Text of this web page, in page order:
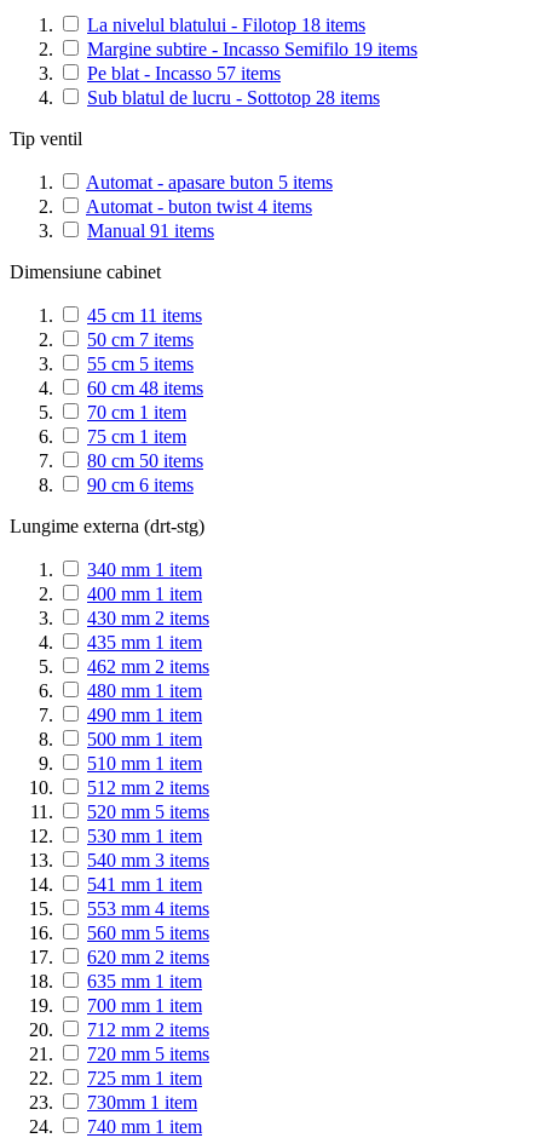
La nivelul blatului - Filotop 18 items
Margine subtire - Incasso Semifilo 19 items
Pe blat - Incasso 57 items
Sub blatul de lucru - Sottotop 28 items
Tip ventil
Automat - apasare buton 5 items
Automat - buton twist 4 items
Manual 91 items
Dimensiune cabinet
45 cm 11 items
50 cm 7 items
55 cm 5 items
60 cm 48 items
70 cm 1 item
75 cm 1 item
80 cm 50 items
90 cm 6 items
Lungime externa (drt-stg)
340 mm 1 item
400 mm 1 item
430 mm 2 items
435 mm 1 item
462 mm 2 items
480 mm 1 item
490 mm 1 item
500 mm 1 item
510 mm 1 item
512 mm 2 items
520 mm 5 items
530 mm 1 item
540 mm 3 items
541 mm 1 item
553 mm 4 items
560 mm 5 items
620 mm 2 items
635 mm 1 item
700 mm 1 item
712 mm 2 items
720 mm 5 items
725 mm 1 item
730mm 1 item
740 mm 1 item